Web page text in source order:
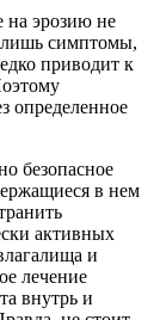
на эрозию не
лишь симптомы,
приводит к
определенное
безопасное
в нем
активных
и
лечение
внутрь и